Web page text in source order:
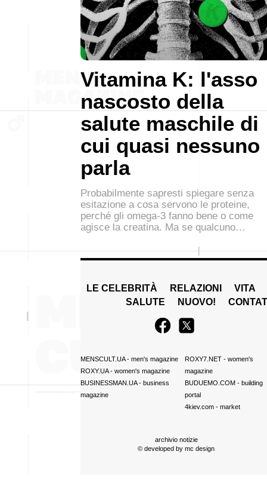
Vitamina K: l'asso
nascosto della
salute maschile di
cui quasi nessuno
parla
Probabilmente sapresti spiegare senza
esitazione a cosa servono le proteine,
perché gli omega-3 fanno bene o come
agisce la creatina. Ma se qualcuno…
LE CELEBRITÀ RELAZIONI
VITA
SALUTE
NUOVO!
MENSCULT.UA- men's magazine
ROXY.UA- women's magazine
BUSINESSMAN.UA- business
magazine
ROXY7.NET- women's
magazine
BUDUEMO.COM- building
portal
4kiev.com- market
archivio notizie
© developed by mc design